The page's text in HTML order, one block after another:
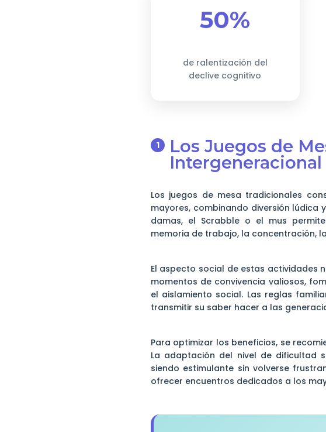
50%
de ralentización del
declive cognitivo
Los Juegos de
Intergeneracional
Los juegos de mesa tradicionales
mayores, combinando diversión lúdica
damas, el Scrabble o el mus
memoria de trabajo, la concentración,
El aspecto social de estas actividades
momentos de convivencia valiosos,
el aislamiento social. Las reglas
transmitir su saber hacer a las
Para optimizar los beneficios, se
La adaptación del nivel de dificultad
siendo estimulante sin volverse
ofrecer encuentros dedicados a los